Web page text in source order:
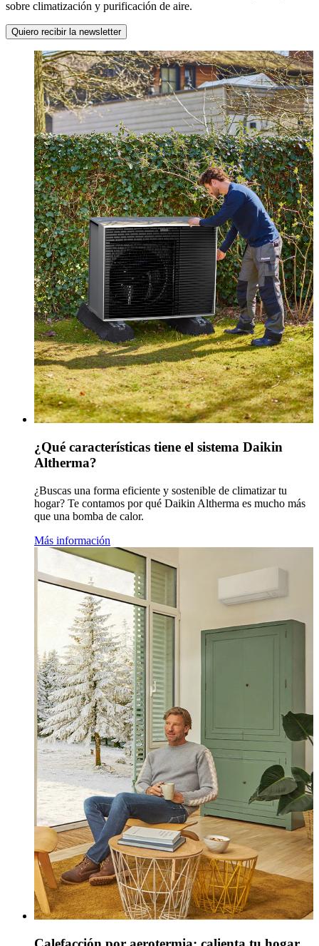
sobre climatización y purificación de aire.
Quiero recibir la newsletter
¿Qué características tiene el sistema Daikin
Altherma?
¿Buscas una forma eficiente y sostenible de climatizar tu
hogar? Te contamos por qué Daikin Altherma es mucho más
que una bomba de calor.
Más información